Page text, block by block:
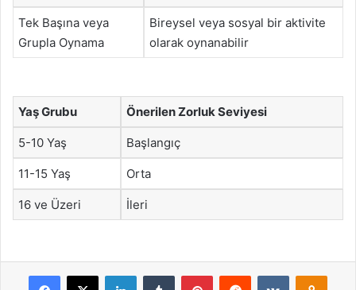
Tek Başına veya
Grupla Oynama
Bireysel veya sosyal bir aktivite
olarak oynanabilir
Yaş Grubu Önerilen Zorluk Seviyesi
5-10 Yaş Başlangıç
11-15 Yaş Orta
16 ve Üzeri İleri
Facebook
X LinkedInTumblr PinterestReddit VKontakte